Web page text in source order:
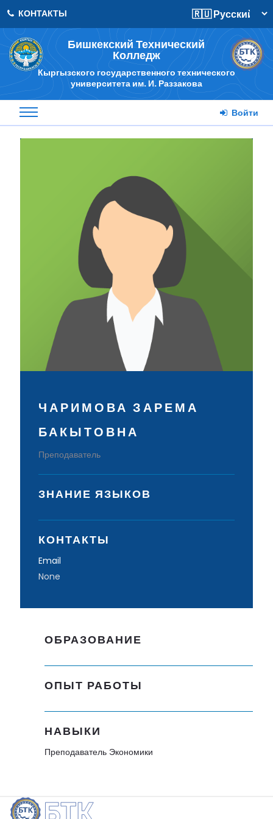
КОНТАКТЫ
Бишкекский Технический
Колледж
Кыргызского государственного технического
университета им. И. Раззакова
Войти
ЧАРИМОВА ЗАРЕМА
БАКЫТОВНА
Преподаватель
ЗНАНИЕ ЯЗЫКОВ
КОНТАКТЫ
Email
None
ОБРАЗОВАНИЕ
ОПЫТ РАБОТЫ
НАВЫКИ
Преподаватель Экономики